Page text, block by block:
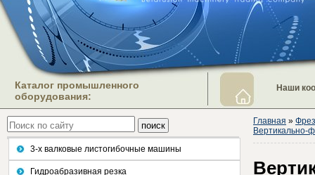
Каталог промышленного
оборудования:
Наши
3-х валковые листогибочные машины
Гидроабразивная резка
Главная »
Вертикально-